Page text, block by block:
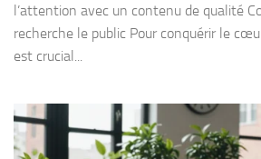
l’attention avec un contenu de qualité
recherche le public Pour conquérir le
est crucial...